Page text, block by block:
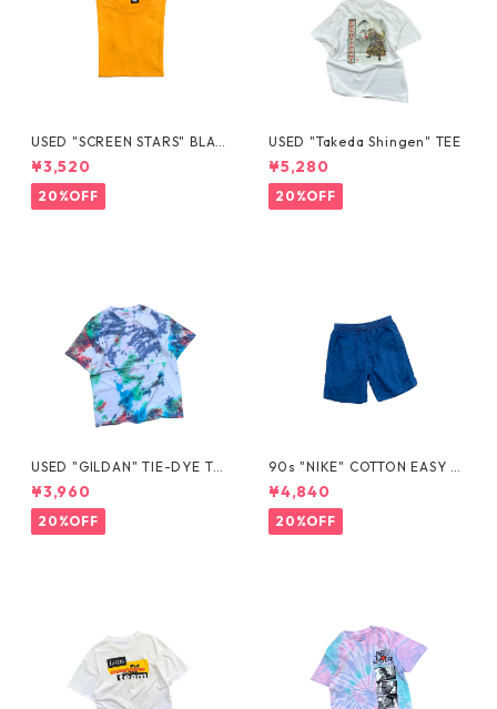
USED "SCREEN STARS" BLAN
K TEE
¥3,520
20%OFF
USED "Takeda Shingen" TEE
¥5,280
20%OFF
USED "GILDAN" TIE-DYE TE
E
¥3,960
20%OFF
90s "NIKE" COTTON EASY S
HORTS
¥4,840
20%OFF